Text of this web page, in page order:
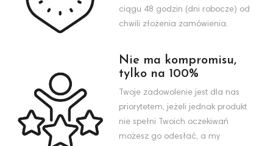
ciągu 48 godzin (dni robocze) od
chwili złożenia zamówienia.
Nie ma kompromisu,
tylko na 100%
Twoje zadowolenie jest dla nas
priorytetem, jeżeli jednak produkt
nie spełni Twoich oczekiwań
możesz go odesłać, a my